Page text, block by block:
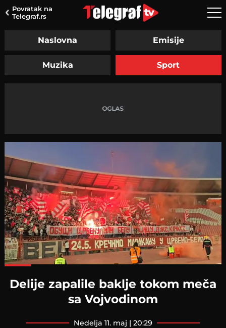
Povratak na
Telegraf.rs
Naslovna Emisije
Muzika Sport
Delije zapalile baklje tokom meča
sa Vojvodinom
nedelja 11. maj | 20:29